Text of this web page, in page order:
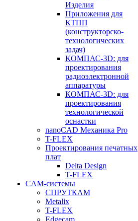
Изделия
Приложения для
КТПП
(конструкторско-
технологических
задач)
КОМПАС-3D: для
проектирования
радиоэлектронной
аппаратуры
КОМПАС-3D: для
проектирования
технологической
оснастки
nanoCAD Механика Pro
T-FLEX
Проектирования печатных
плат
Delta Design
T-FLEX
CAM-системы
СПРУТКAM
Metalix
T-FLEX
Edgecam